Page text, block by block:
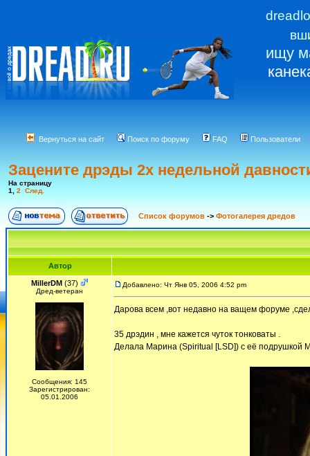
ищу
Вернуться на сайт Поиск по форуму FAQ Пользователи
Зацените дрэды 2х недельной
На страницу
1
2 След.
Список форумов -> Фотогалерея дредов
Автор
MillerDM (37)
Дред-ветеран
Сообщения: 145
Зарегистрирован:
05.01.2006
Добавлено: Чт Янв 05, 2006 4:52 pm
Дарова всем ,вот недавно на ващем форуме
35 дрэдин , мне кажется чуток тонковаты .
Делала Марина (Spiritual [LSD]) с её подрушкой